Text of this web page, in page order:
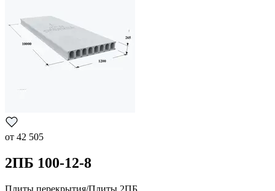
от 42 505
2ПБ 100-12-8
Плиты перекрытия/Плиты 2ПБ